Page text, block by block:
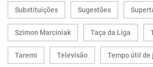
Substituições Sugestões
Szimon Marciniak Taça da Liga
Taremi Televisão Tempo útil de